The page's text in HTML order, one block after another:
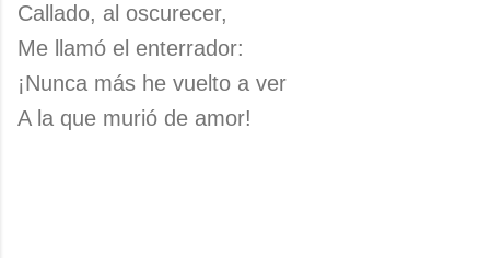
Callado, al oscurecer,
Me llamó el enterrador:
¡Nunca más he vuelto a ver
A la que murió de amor!